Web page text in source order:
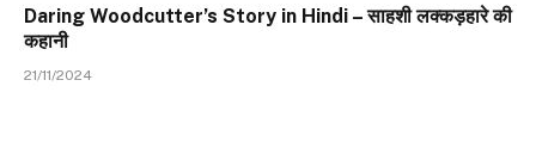
Daring Woodcutter’s Story in Hindi – साहशी लक्कड़हारे की
कहानी
21/11/2024